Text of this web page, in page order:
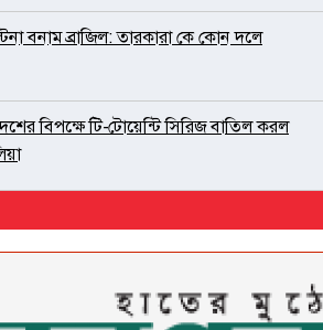
বনাম ব্রাজিল: তারকারা কে কোন দলে
বিপক্ষে টি-টোয়েন্টি সিরিজ বাতিল করল